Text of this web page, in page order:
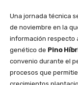
Una jornada técnica
de noviembre en la
información respecto
genético de Pino
convenio durante el
procesos que